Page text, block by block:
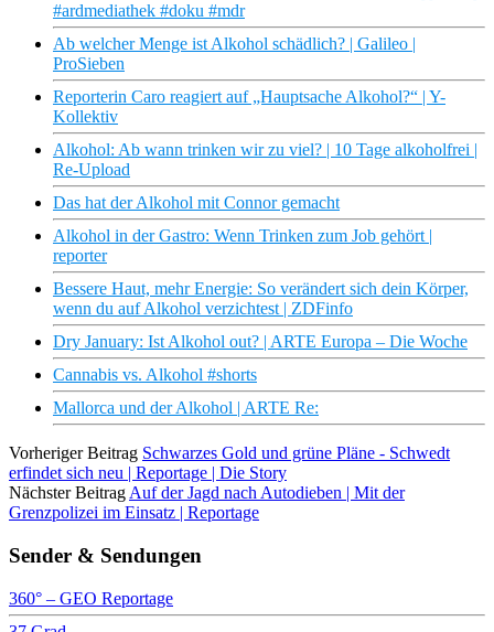
#ardmediathek #doku #mdr
Ab welcher Menge ist Alkohol schädlich? | Galileo |
ProSieben
Reporterin Caro reagiert auf „Hauptsache Alkohol?“ | Y-
Kollektiv
Alkohol: Ab wann trinken wir zu viel? | 10 Tage alkoholfrei |
Re-Upload
Das hat der Alkohol mit Connor gemacht
Alkohol in der Gastro: Wenn Trinken zum Job gehört |
reporter
Bessere Haut, mehr Energie: So verändert sich dein Körper,
wenn du auf Alkohol verzichtest | ZDFinfo
Dry January: Ist Alkohol out? | ARTE Europa – Die Woche
Cannabis vs. Alkohol #shorts
Mallorca und der Alkohol | ARTE Re:
Vorheriger Beitrag Schwarzes Gold und grüne Pläne - Schwedt
erfindet sich neu | Reportage | Die Story
Nächster Beitrag Auf der Jagd nach Autodieben | Mit der
Grenzpolizei im Einsatz | Reportage
Sender & Sendungen
360° – GEO Reportage